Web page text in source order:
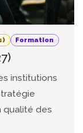
Formation
institutions
qualité des